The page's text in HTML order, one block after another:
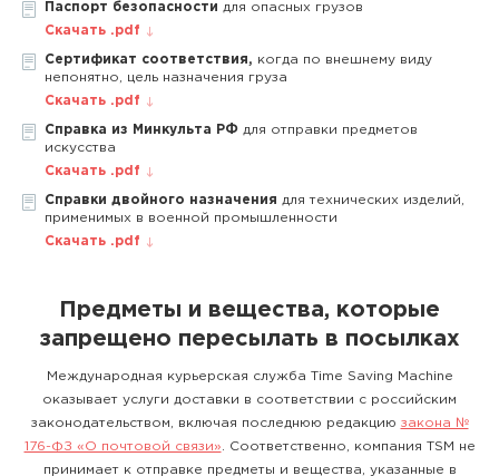
Паспорт безопасности для опасных грузов
Скачать .pdf
Сертификат соответствия, когда по внешнему виду
непонятно, цель назначения груза
Скачать .pdf
Справка из Минкульта РФ для отправки предметов
искусства
Скачать .pdf
Справки двойного назначения для технических изделий,
применимых в военной промышленности
Скачать .pdf
Предметы и вещества, которые
запрещено пересылать в посылках
Международная курьерская служба Time Saving Machine
оказывает услуги доставки в соответствии с российским
законодательством, включая последнюю редакцию закона №
176-ФЗ «О почтовой связи» . Соответственно, компания TSM не
принимает к отправке предметы и вещества, указанные в